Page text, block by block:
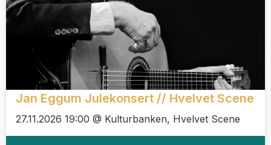
Jan Eggum Julekonsert // Hvelvet Scene
27.11.2026 19:00 @ Kulturbanken, Hvelvet Scene